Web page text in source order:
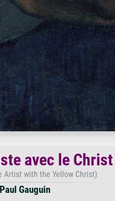
avec le
Artist with the Yellow Christ)
Paul Gauguin